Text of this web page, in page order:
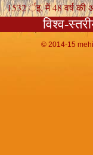
1532 र्इ. में 48 वर्ष की
विश्व-
© 2014-15